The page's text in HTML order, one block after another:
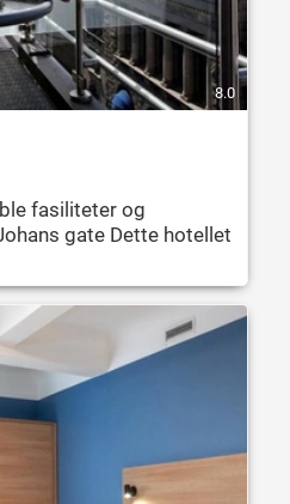
8.0
fasiliteter og
gate Dette hotellet